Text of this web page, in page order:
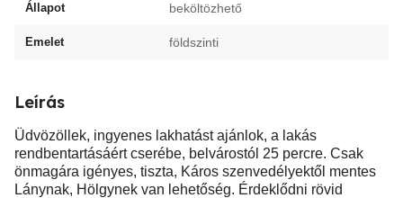
Állapot beköltözhető
Emelet földszinti
Leírás
Üdvözöllek, ingyenes lakhatást ajánlok, a lakás
rendbentartásáért cserébe, belvárostól 25 percre. Csak
önmagára igényes, tiszta, Káros szenvedélyektől mentes
Lánynak, Hölgynek van lehetőség. Érdeklődni rövid